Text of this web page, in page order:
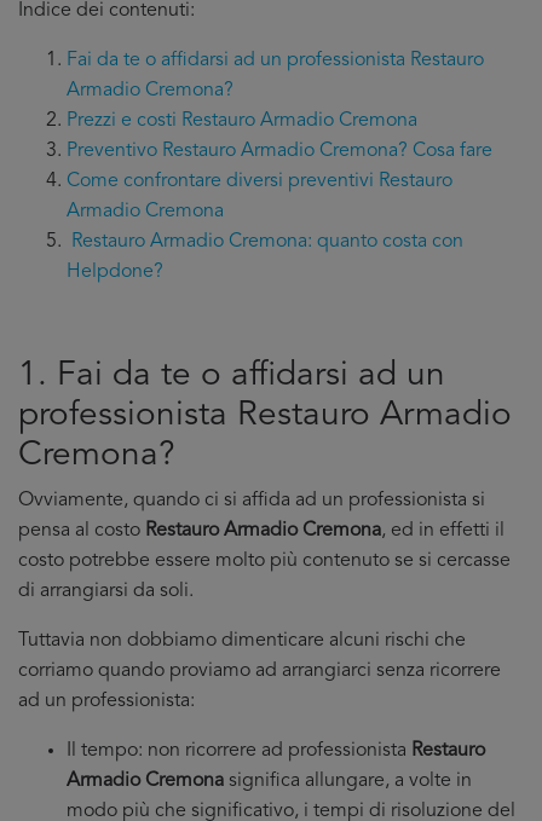
Indice dei contenuti:
Fai da te o affidarsi ad un professionista Restauro
Armadio Cremona?
Prezzi e costi Restauro Armadio Cremona
Preventivo Restauro Armadio Cremona? Cosa fare
Come confrontare diversi preventivi Restauro
Armadio Cremona
Restauro Armadio Cremona: quanto costa con
Helpdone?
1. Fai da te o affidarsi ad un
professionista Restauro Armadio
Cremona?
Ovviamente, quando ci si affida ad un professionista si
pensa al costo Restauro Armadio Cremona, ed in effetti il
costo potrebbe essere molto più contenuto se si cercasse
di arrangiarsi da soli.
Tuttavia non dobbiamo dimenticare alcuni rischi che
corriamo quando proviamo ad arrangiarci senza ricorrere
ad un professionista:
Il tempo: non ricorrere ad professionista Restauro
Armadio Cremona significa allungare, a volte in
modo più che significativo, i tempi di risoluzione del